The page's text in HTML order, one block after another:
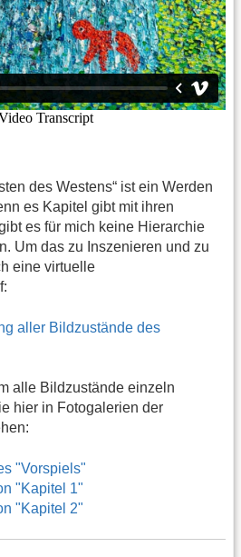
des Westens“ ist ein Werden
es Kapitel gibt mit ihren
es für mich keine Hierarchie
Um das zu Inszenieren und zu
eine virtuelle
aller Bildzustände des
alle Bildzustände einzeln
hier in Fotogalerien der
"Vorspiels"
"Kapitel 1"
"Kapitel 2"